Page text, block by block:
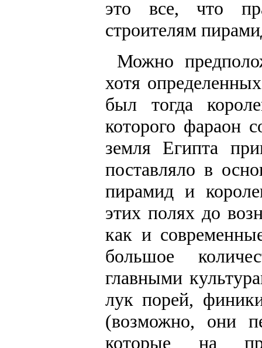
это все, что
строителям
Можно
хотя
был тогда
которого фараон
земля Египта
поставляло в
пирамид и
этих полях до
как и
большое
главными
лук порей,
(возможно, они
которые на